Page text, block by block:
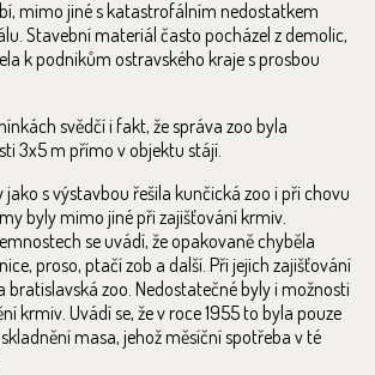
mimo jiné s katastrofálním nedostatkem
Stavební materiál často pocházel z demolic,
k podnikům ostravského kraje s prosbou
svědčí i fakt, že správa zoo byla
3x5 m přímo v objektu stájí.
s výstavbou řešila kunčická zoo i při chovu
byly mimo jiné při zajišťování krmiv.
se uvádí, že opakovaně chyběla
proso, ptačí zob a další. Při jejich zajišťování
zoo. Nedostatečné byly i možnosti
krmiv. Uvádí se, že v roce 1955 to byla pouze
masa, jehož měsíční spotřeba v té